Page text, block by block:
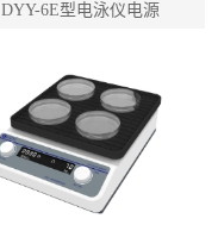
DYY-6E型电泳仪电源